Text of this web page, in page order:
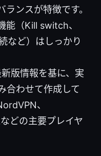
ンスが特徴です。
能（Kill switch、
など）はしっかり
版情報を基に、実
合わせて作成して
、
どの主要プレイヤ